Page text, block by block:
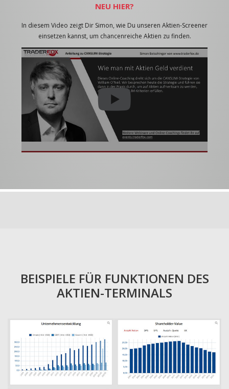
NEU HIER?
In diesem Video zeigt Dir Simon, wie Du unseren Aktien-Screener
einsetzen kannst, um chancenreiche Aktien zu finden.
BEISPIELE FÜR FUNKTIONEN DES
AKTIEN-TERMINALS